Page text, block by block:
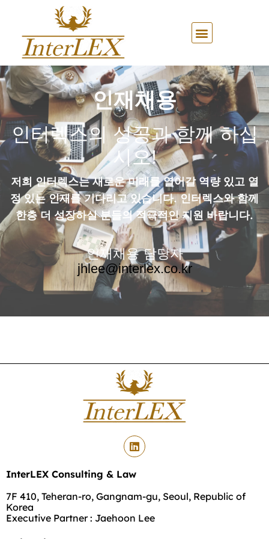
인재채용
인터렉스의 성공과 함께 하십
시오!
저희 인터렉스는 새로운 미래를 열어갈 역량 있고 열
정 있는 인재를 기다리고 있습니다. 인터렉스와 함께
한층 더 성장하실 분들의 적극적인 지원 바랍니다.
인재채용 담당자
jhlee@interlex.co.kr
InterLEX Consulting & Law
7F 410, Teheran-ro, Gangnam-gu, Seoul, Republic of
Korea
Executive Partner : Jaehoon Lee